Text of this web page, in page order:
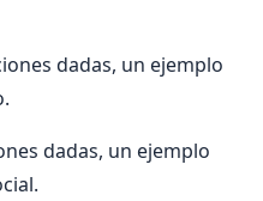
dadas, un ejemplo
dadas, un ejemplo